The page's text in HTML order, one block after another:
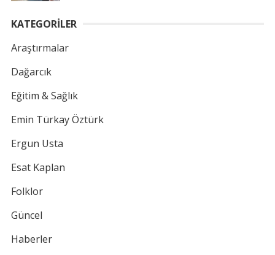
KATEGORİLER
Araştırmalar
Dağarcık
Eğitim & Sağlık
Emin Türkay Öztürk
Ergun Usta
Esat Kaplan
Folklor
Güncel
Haberler